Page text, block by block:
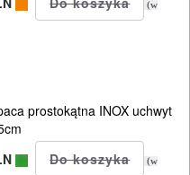
(w
prostokątna INOX uchwyt
(w